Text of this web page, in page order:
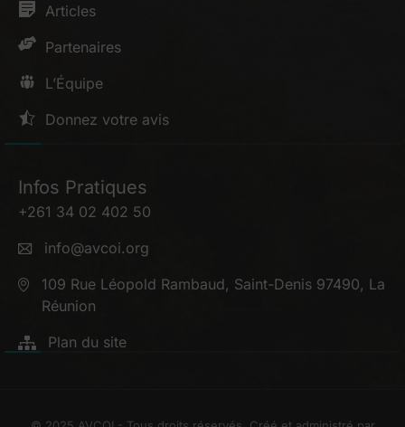
Articles
Partenaires
L’Équipe
Donnez votre avis
Infos Pratiques
+261 34 02 402 50
info@avcoi.org
109 Rue Léopold Rambaud, Saint-Denis 97490, La
Réunion
Plan du site